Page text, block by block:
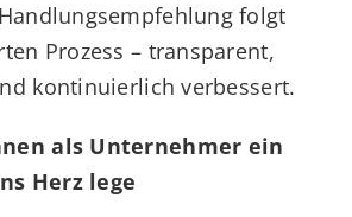
folgt
Prozess – transparent,
kontinuierlich verbessert.
als Unternehmer ein
Herz lege